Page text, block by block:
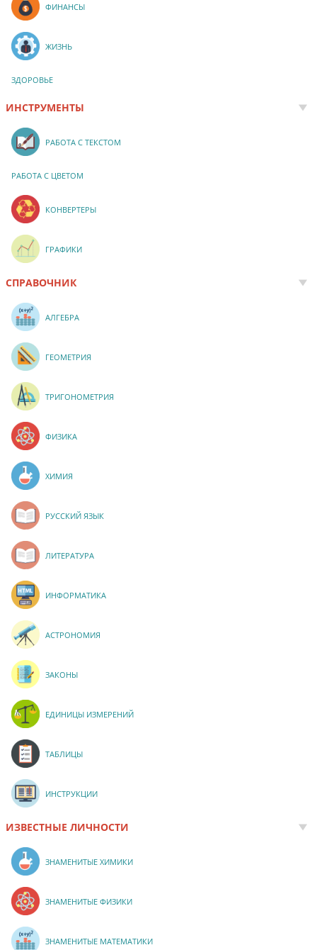
ФИНАНСЫ
ЖИЗНЬ
ЗДОРОВЬЕ
ИНСТРУМЕНТЫ
РАБОТА С ТЕКСТОМ
РАБОТА С ЦВЕТОМ
КОНВЕРТЕРЫ
ГРАФИКИ
СПРАВОЧНИК
АЛГЕБРА
ГЕОМЕТРИЯ
ТРИГОНОМЕТРИЯ
ФИЗИКА
ХИМИЯ
РУССКИЙ ЯЗЫК
ЛИТЕРАТУРА
ИНФОРМАТИКА
АСТРОНОМИЯ
ЗАКОНЫ
ЕДИНИЦЫ ИЗМЕРЕНИЙ
ТАБЛИЦЫ
ИНСТРУКЦИИ
ИЗВЕСТНЫЕ ЛИЧНОСТИ
ЗНАМЕНИТЫЕ ХИМИКИ
ЗНАМЕНИТЫЕ ФИЗИКИ
ЗНАМЕНИТЫЕ МАТЕМАТИКИ